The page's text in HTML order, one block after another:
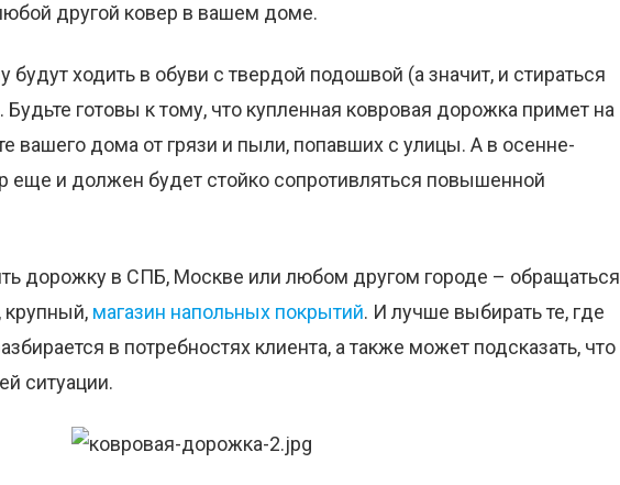
другой ковер в вашем доме.
будут ходить в обуви с твердой подошвой (а значит, и стираться
Будьте готовы к тому, что купленная ковровая дорожка примет на
вашего дома от грязи и пыли, попавших с улицы. А в осенне-
еще и должен будет стойко сопротивляться повышенной
дорожку в СПБ, Москве или любом другом городе – обращаться
магазин напольных покрытий. И лучше выбирать те, где
в потребностях клиента, а также может подсказать, что
ситуации.